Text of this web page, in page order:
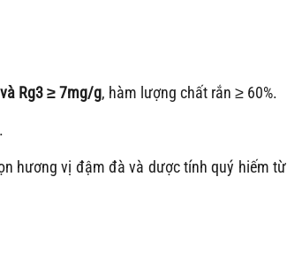
Rg3 ≥ 7mg/g, hàm lượng chất rắn ≥ 60%.
hương vị đậm đà và dược tính quý hiếm từ